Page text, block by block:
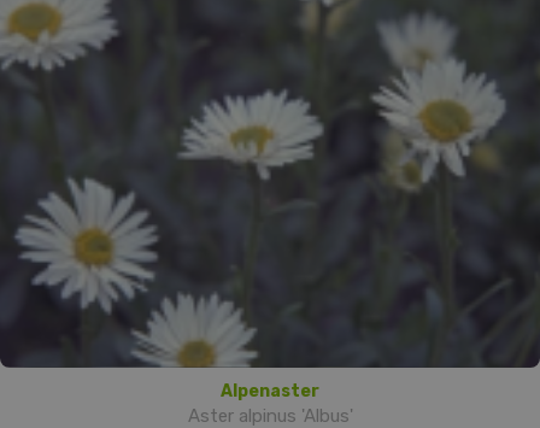
Alpenaster
Aster alpinus 'Albus'